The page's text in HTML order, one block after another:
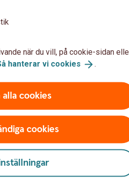
Beställ kort
Behöver en kollega på
beställa det om du är
beställningsblankett via post
business.card@entercard.
Är du ensam firmatecknare?
Företag digitalt via
Fyll i blankett för
Beställ kort digitalt som
när du vill, på cookie-sidan
hanterar vi cookies .
alla cookies
cookies